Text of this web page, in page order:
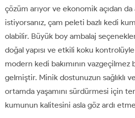
çözüm arıyor ve ekonomik açıdan
istiyorsanız, çam peleti bazlı kedi
olabilir. Büyük boy ambalaj
doğal yapısı ve etkili koku
modern kedi bakımının vazgeçilmez
gelmiştir. Minik dostunuzun sağlıklı
ortamda yaşamını sürdürmesi için
kumunun kalitesini asla göz ardı